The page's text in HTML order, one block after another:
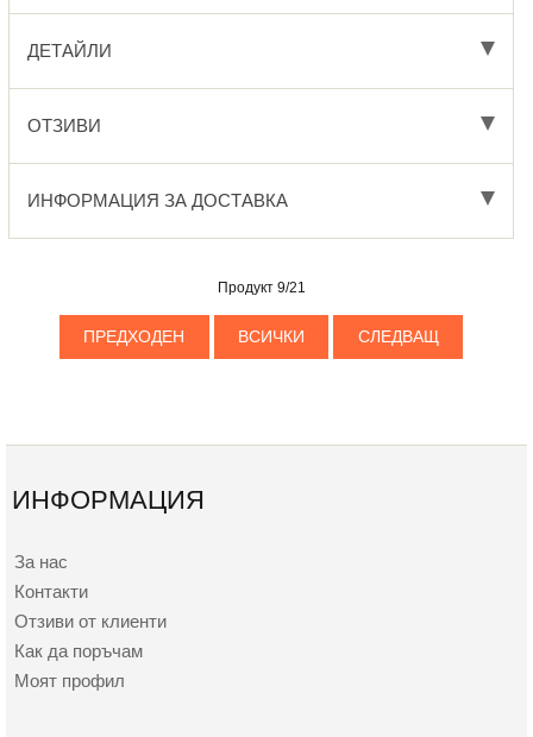
ДЕТАЙЛИ
ОТЗИВИ
ИНФОРМАЦИЯ ЗА ДОСТАВКА
Продукт 9/21
ПРЕДХОДЕН ВСИЧКИ СЛЕДВАЩ
ИНФОРМАЦИЯ
За нас
Контакти
Отзиви от клиенти
Как да поръчам
Моят профил